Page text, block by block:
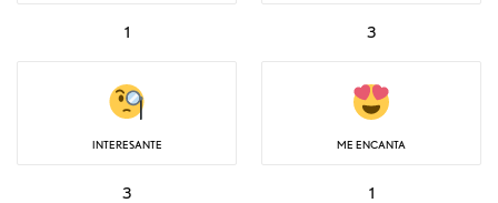
1 3
INTERESANTE
3
ME ENCANTA
1